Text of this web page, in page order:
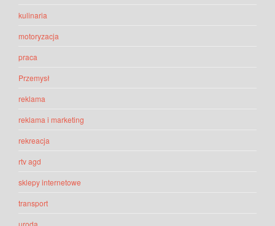
kulinaria
motoryzacja
praca
Przemysł
reklama
reklama i marketing
rekreacja
rtv agd
sklepy internetowe
transport
uroda